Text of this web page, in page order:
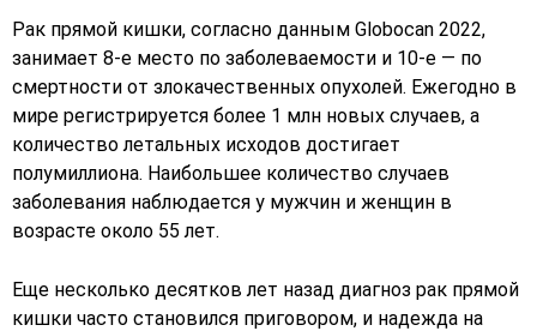
Рак прямой кишки, согласно данным Globocan 2022,
занимает 8-е место по заболеваемости и 10-е — по
смертности от злокачественных опухолей. Ежегодно в
мире регистрируется более 1 млн новых случаев, а
количество летальных исходов достигает
полумиллиона. Наибольшее количество случаев
заболевания наблюдается у мужчин и женщин в
возрасте около 55 лет.
Еще несколько десятков лет назад диагноз рак прямой
кишки часто становился приговором, и надежда на